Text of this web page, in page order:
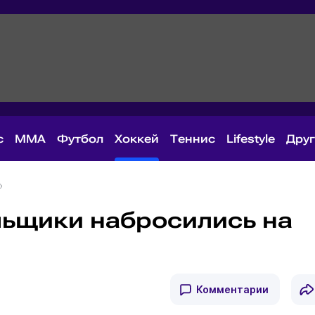
MMA Футбол Хоккей Теннис Lifestyle
набросились на
Комментарии